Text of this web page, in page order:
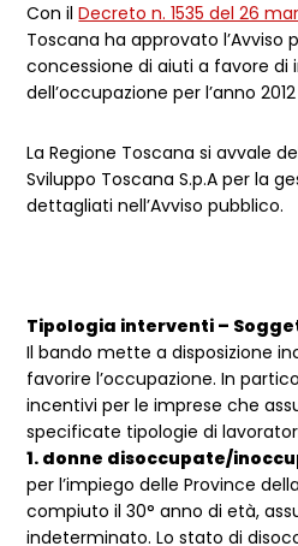
Con ilDecreto n. 1535 del 26
Toscana ha approvato l’Avviso
concessione di aiuti a favore di
dell’occupazione per l’anno
La Regione Toscana si avvale
Sviluppo Toscana S.p.A per la
dettagliati nell’Avviso pubblico.
Tipologia interventi –
Il bando mette a disposizione
favorire l’occupazione. In
incentivi per le imprese che
specificate tipologie di
1. donne disoccupate/
per l’impiego delle Province
compiuto il 30° anno di età,
indeterminato. Lo stato di